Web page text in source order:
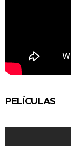
PELÍCULAS